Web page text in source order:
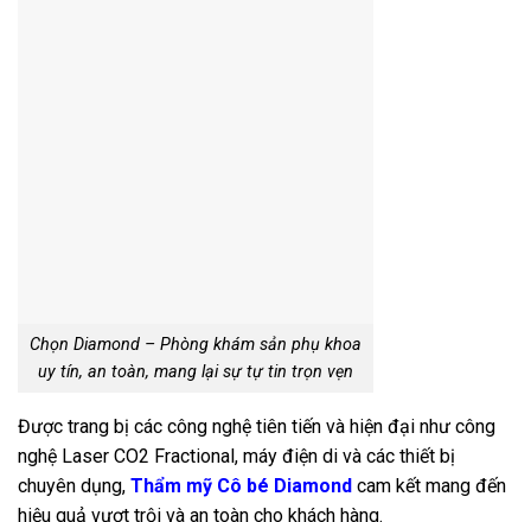
Chọn Diamond – Phòng khám sản phụ khoa
uy tín, an toàn, mang lại sự tự tin trọn vẹn
Được trang bị các công nghệ tiên tiến và hiện đại như công
nghệ Laser CO2 Fractional, máy điện di và các thiết bị
chuyên dụng, Thẩm mỹ Cô bé Diamond cam kết mang đến
hiệu quả vượt trội và an toàn cho khách hàng.